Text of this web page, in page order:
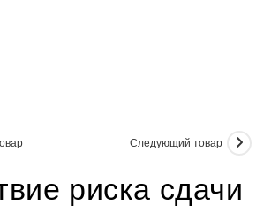
Следующий товар
риска сдачи